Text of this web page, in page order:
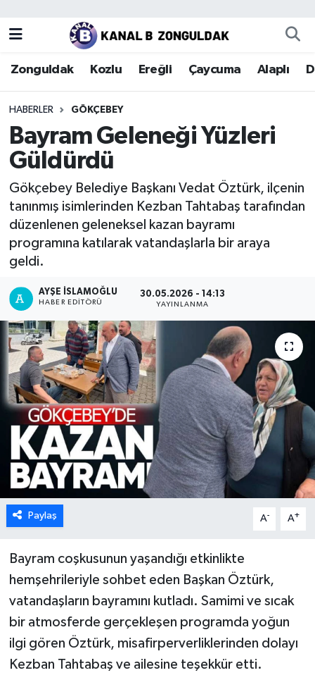
Zonguldak Kozlu Ereğli Çaycuma Alaplı
HABERLER GÖKÇEBEY
Bayram Geleneği Yüzleri
Güldürdü
Gökçebey Belediye Başkanı Vedat Öztürk, ilçenin
tanınmış isimlerinden Kezban Tahtabaş tarafından
düzenlenen geleneksel kazan bayramı
programına katılarak vatandaşlarla bir araya
geldi.
AYŞE İSLAMOĞLU
HABER EDITÖRÜ
30.05.2026 - 14:13
YAYINLANMA
Paylaş A- A+
Bayram coşkusunun yaşandığı etkinlikte
hemşehrileriyle sohbet eden Başkan Öztürk,
vatandaşların bayramını kutladı. Samimi ve sıcak
bir atmosferde gerçekleşen programda yoğun
ilgi gören Öztürk, misafirperverliklerinden dolayı
Kezban Tahtabaş ve ailesine teşekkür etti.
Zonguldak
Kozlu
Çaycuma
Alaplı
Devrek
Gökçebey
Bartın
Karabük
Spor
Ulusal
Zonguldak Nöbetçi Eczaneler
Zonguldak Hava Durumu
Zonguldak Trafik Yoğunluk Haritası
Puan Durumu ve Fikstür
Tüm Manşetler
Son Dakika Haberleri
Haber Arşivi